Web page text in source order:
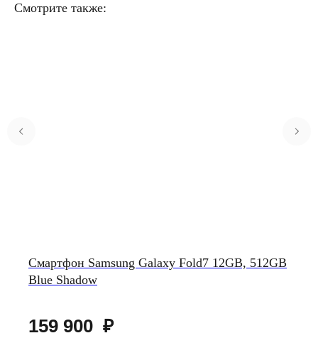
Смотрите также:
Смартфон Samsung Galaxy Fold7 12GB, 512GB
Blue Shadow
159 900 ₽